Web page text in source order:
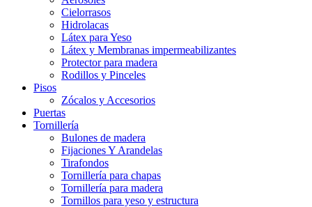
Cielorrasos
Hidrolacas
Látex para Yeso
Látex y Membranas impermeabilizantes
Protector para madera
Rodillos y Pinceles
Pisos
Zócalos y Accesorios
Puertas
Tornillería
Bulones de madera
Fijaciones Y Arandelas
Tirafondos
Tornillería para chapas
Tornillería para madera
Tornillos para yeso y estructura